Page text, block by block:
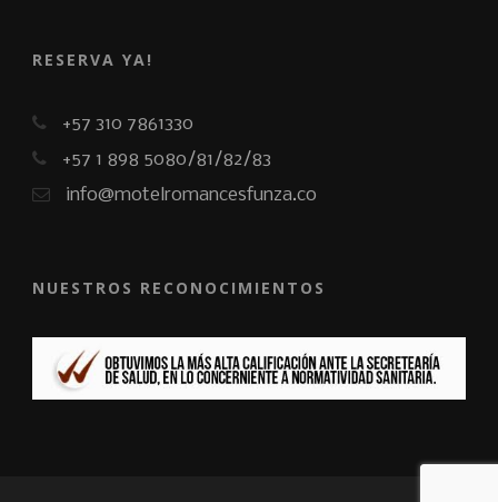
RESERVA YA!
+57 310 7861330
+57 1 898 5080/81/82/83
info@motelromancesfunza.co
NUESTROS RECONOCIMIENTOS